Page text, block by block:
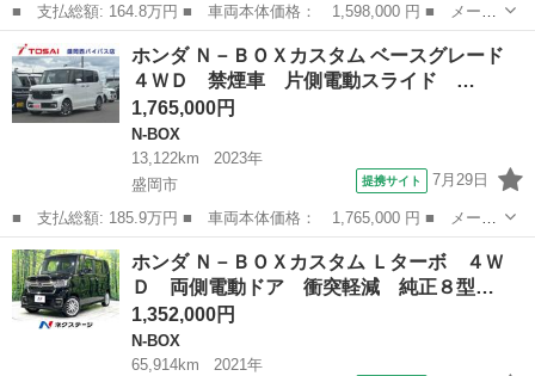
■ 支払総額: 164.8万円 ■ 車両本体価格： 1,598,000 円 ■ メーカ
ー名： ホンダ ■ 車種名： Ｎ－ＢＯＸカスタム ■ グレード
名： Ｇ・Ｌターボホンダセンシング ワンオーナー ４ＷＤ ター
ボ 両側パワ...
岩手 N-BOX
ホンダ Ｎ－ＢＯＸカスタム ベースグレード
４ＷＤ 禁煙車 片側電動スライド …
1,765,000円
N-BOX
13,122km
2023年
盛岡市
提携サイト 7月29日
■ 支払総額: 185.9万円 ■ 車両本体価格： 1,765,000 円 ■ メーカ
ー名： ホンダ ■ 車種名： Ｎ－ＢＯＸカスタム ■ グレード
名： ベースグレード ４ＷＤ 禁煙車 片側電動スライド ８イン
チホンダコネ...
岩手 盛岡市 N-BOX
ホンダ Ｎ－ＢＯＸカスタム Ｌターボ ４Ｗ
Ｄ 両側電動ドア 衝突軽減 純正８型…
1,352,000円
N-BOX
65,914km
2021年